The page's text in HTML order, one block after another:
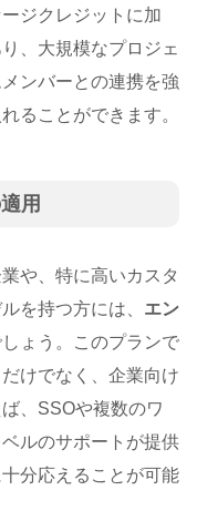
ジクレジットに加
、大規模なプロジェ
ンバーとの連携を強
ることができます。
用
や、特に高いカスタ
を持つ方には、 エン
ょう。このプランで
けでなく、企業向け
、SSOや複数のワ
ルのサポートが提供
分応えることが可能